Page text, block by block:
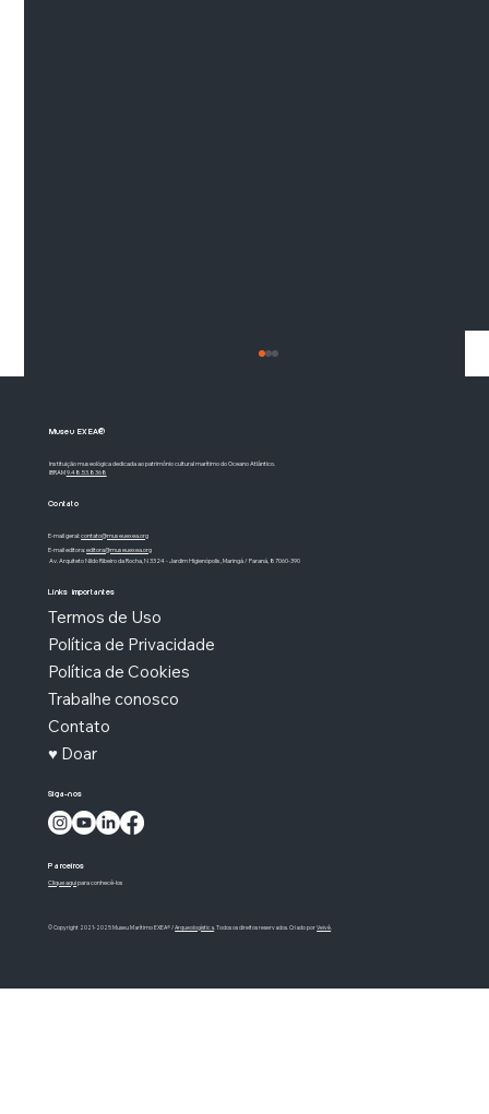
Rio de Janeiro: o rio que não era rio
Museu EXEA®
Instituição museológica dedicada ao patrimônio cultural marítimo do Oceano Atlântico.
IBRAM9.48.53.8368
Contato
E-mail geral:contato@museuexea.org
E-mail editora:editora@museuexea.org
Av. Arquiteto Nildo Ribeiro da Rocha, N 3324 - Jardim Higienópolis, Maringá / Paraná, 87060-390
Links importantes
Termos de Uso
Política de Privacidade
Política de Cookies
Trabalhe conosco
Contato
♥ Doar
Siga-nos
Parceiros
Clique aquipara conhecê-los
© Copyright 2021-2025 Museu Marítimo EXEA® /Arqueologística . Todos os direitos reservados. Criado porVeivê